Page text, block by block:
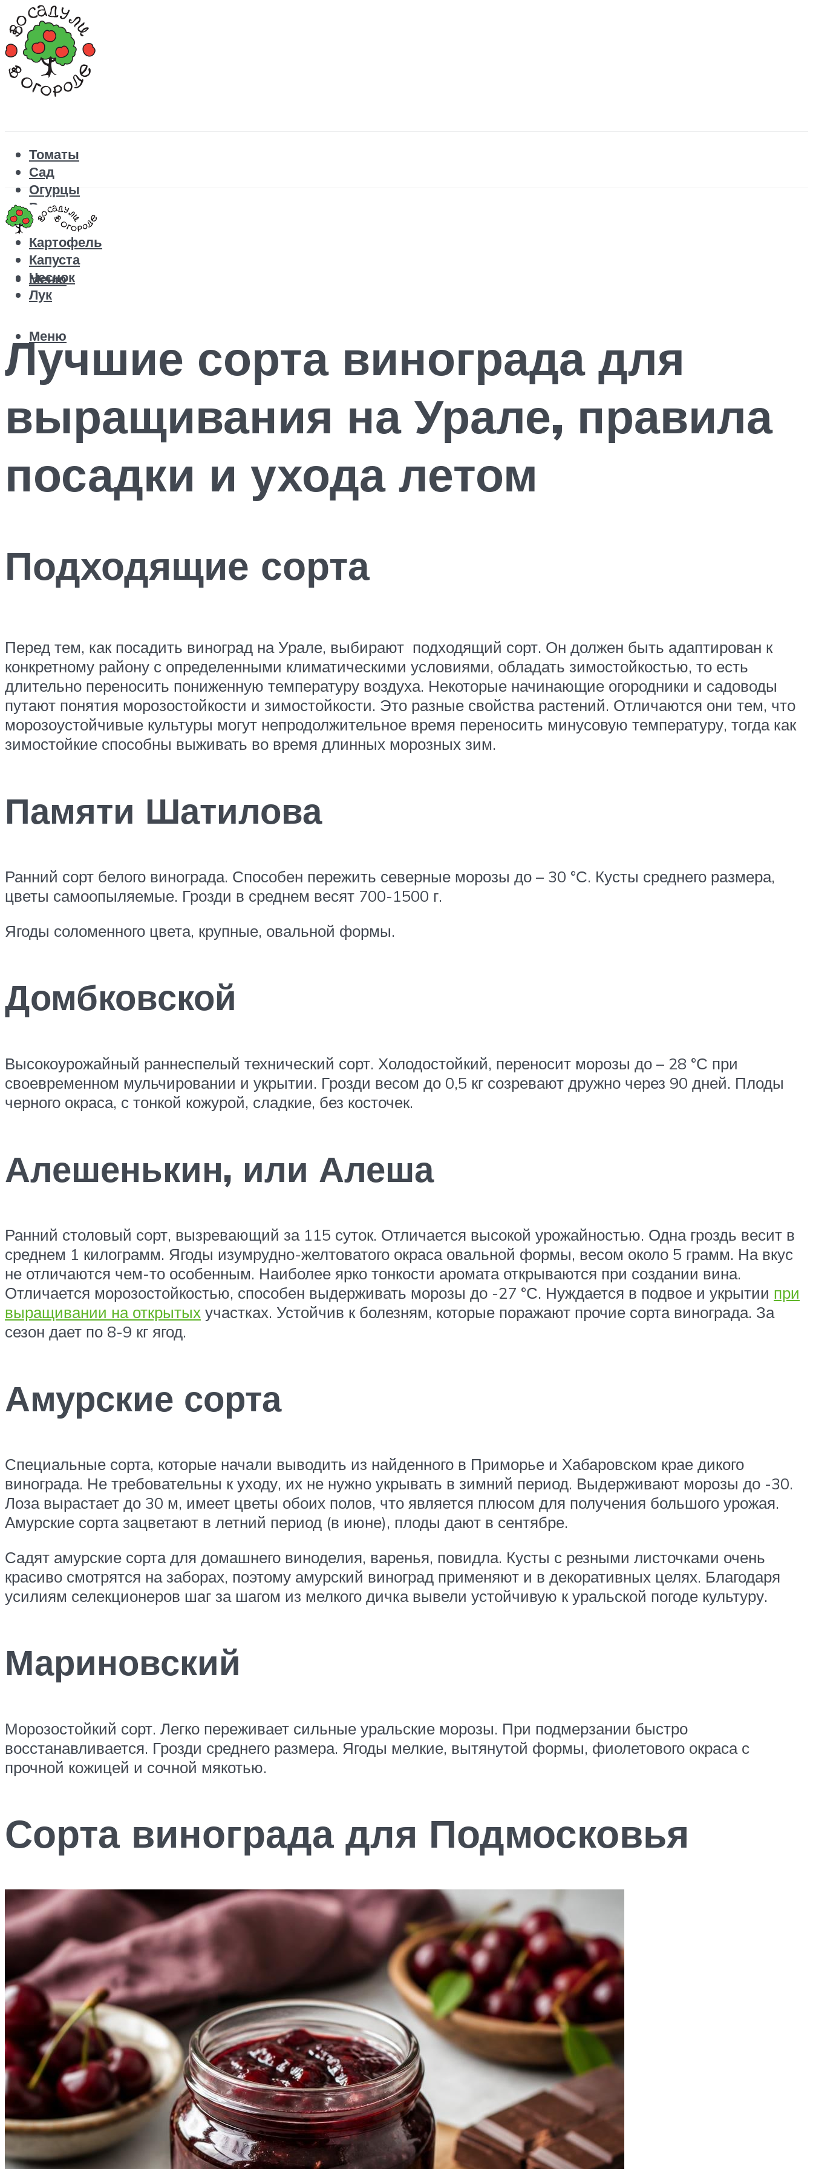
Томаты
Сад
Огурцы
Рецепты
Перец
Картофель
Капуста
Чеснок
Лук
Меню
Меню
Лучшие сорта винограда для
выращивания на Урале, правила
посадки и ухода летом
Подходящие сорта
Перед тем, как посадить виноград на Урале, выбирают подходящий сорт. Он должен быть адаптирован к
конкретному району с определенными климатическими условиями, обладать зимостойкостью, то есть
длительно переносить пониженную температуру воздуха. Некоторые начинающие огородники и садоводы
путают понятия морозостойкости и зимостойкости. Это разные свойства растений. Отличаются они тем, что
морозоустойчивые культуры могут непродолжительное время переносить минусовую температуру, тогда как
зимостойкие способны выживать во время длинных морозных зим.
Памяти Шатилова
Ранний сорт белого винограда. Способен пережить северные морозы до – 30 °С. Кусты среднего размера,
цветы самоопыляемые. Грозди в среднем весят 700-1500 г.
Ягоды соломенного цвета, крупные, овальной формы.
Домбковской
Высокоурожайный раннеспелый технический сорт. Холодостойкий, переносит морозы до – 28 °С при
своевременном мульчировании и укрытии. Грозди весом до 0,5 кг созревают дружно через 90 дней. Плоды
черного окраса, с тонкой кожурой, сладкие, без косточек.
Алешенькин, или Алеша
Ранний столовый сорт, вызревающий за 115 суток. Отличается высокой урожайностью. Одна гроздь весит в
среднем 1 килограмм. Ягоды изумрудно-желтоватого окраса овальной формы, весом около 5 грамм. На вкус
не отличаются чем-то особенным. Наиболее ярко тонкости аромата открываются при создании вина.
Отличается морозостойкостью, способен выдерживать морозы до -27 °С. Нуждается в подвое и укрытии при
выращивании на открытых участках. Устойчив к болезням, которые поражают прочие сорта винограда. За
сезон дает по 8-9 кг ягод.
Амурские сорта
Специальные сорта, которые начали выводить из найденного в Приморье и Хабаровском крае дикого
винограда. Не требовательны к уходу, их не нужно укрывать в зимний период. Выдерживают морозы до -30.
Лоза вырастает до 30 м, имеет цветы обоих полов, что является плюсом для получения большого урожая.
Амурские сорта зацветают в летний период (в июне), плоды дают в сентябре.
Садят амурские сорта для домашнего виноделия, варенья, повидла. Кусты с резными листочками очень
красиво смотрятся на заборах, поэтому амурский виноград применяют и в декоративных целях. Благодаря
усилиям селекционеров шаг за шагом из мелкого дичка вывели устойчивую к уральской погоде культуру.
Мариновский
Морозостойкий сорт. Легко переживает сильные уральские морозы. При подмерзании быстро
восстанавливается. Грозди среднего размера. Ягоды мелкие, вытянутой формы, фиолетового окраса с
прочной кожицей и сочной мякотью.
Сорта винограда для Подмосковья